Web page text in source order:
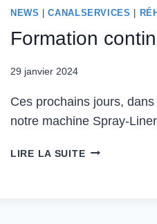
NEWS |CANALSERVICES
Formation
29 janvier 2024
Ces prochains jours,
notre machine Spray-
LIRE LA SUITE